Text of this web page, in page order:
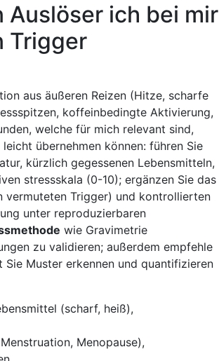
Auslöser ich​ bei mir
Trigger⁤
aus äußeren Reizen⁣ (Hitze, scharfe
koffeinbedingte Aktivierung,
⁢welche für mich relevant ⁣sind,
übernehmen können: führen‍ Sie
kürzlich gegessenen‌ Lebensmitteln,
stressskala (0-10); ⁢ergänzen Sie das
vermuteten⁤ Trigger) und kontrollierten
unter ‌reproduzierbaren
wie Gravimetrie
zu⁤ validieren; außerdem empfehle
Muster erkennen und quantifizieren
(scharf, heiß),
Menopause),